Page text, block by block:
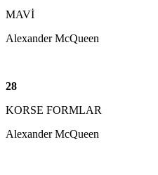
MAVİ
Alexander McQueen
28
KORSE FORMLAR
Alexander McQueen